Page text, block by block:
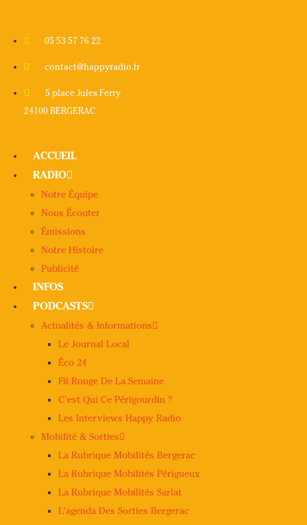
05 53 57 76 22
contact@happyradio.fr
5 place Jules Ferry
24100 BERGERAC
ACCUEIL
RADIO
Notre Équipe
Nous Écouter
Émissions
Notre Histoire
Publicité
INFOS
PODCASTS
Actualités & Informations
Le Journal Local
Éco 24
Fil Rouge De La Semaine
C’est Qui Ce Périgourdin ?
Les Interviews Happy Radio
Mobilité & Sorties
La Rubrique Mobilités Bergerac
La Rubrique Mobilités Périgueux
La Rubrique Mobilités Sarlat
L’agenda Des Sorties Bergerac